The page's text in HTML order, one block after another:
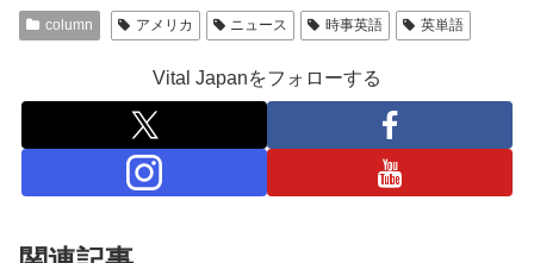
column アメリカ ニュース 時事英語 英単語
Vital Japanをフォローする